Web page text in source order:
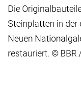
Die
Steinplatten in der
Neuen
restauriert. © BBR